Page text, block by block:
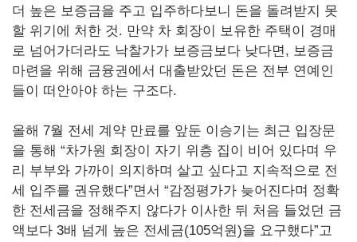
더 높은 보증금을 주고 입주하다보니 돈을 돌려받지 못
할 위기에 처한 것. 만약 차 회장이 보유한 주택이 경매
로 넘어가더라도 낙찰가가 보증금보다 낮다면, 보증금
마련을 위해 금융권에서 대출받았던 돈은 전부 연예인
들이 떠안아야 하는 구조다.
올해 7월 전세 계약 만료를 앞둔 이승기는 최근 입장문
을 통해 “차가원 회장이 자기 위층 집이 비어 있다며 우
리 부부와 가까이 의지하며 살고 싶다고 지속적으로 전
세 입주를 권유했다”면서 “감정평가가 늦어진다며 정확
한 전세금을 정해주지 않다가 이사한 뒤 처음 들었던 금
액보다 3배 넘게 높은 전세금(105억원)을 요구했다”고